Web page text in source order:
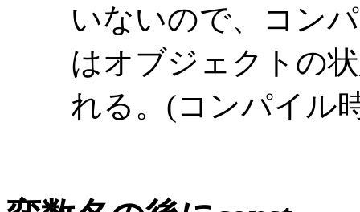
いないので、コン
はオブジェクトの
れる。(コンパイル